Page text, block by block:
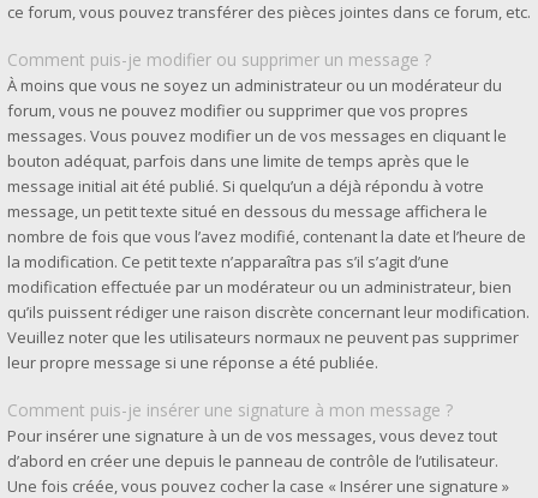
ce forum, vous pouvez transférer des pièces jointes dans ce forum, etc.
Comment puis-je modifier ou supprimer un message ?
À moins que vous ne soyez un administrateur ou un modérateur du
forum, vous ne pouvez modifier ou supprimer que vos propres
messages. Vous pouvez modifier un de vos messages en cliquant le
bouton adéquat, parfois dans une limite de temps après que le
message initial ait été publié. Si quelqu’un a déjà répondu à votre
message, un petit texte situé en dessous du message affichera le
nombre de fois que vous l’avez modifié, contenant la date et l’heure de
la modification. Ce petit texte n’apparaîtra pas s’il s’agit d’une
modification effectuée par un modérateur ou un administrateur, bien
qu’ils puissent rédiger une raison discrète concernant leur modification.
Veuillez noter que les utilisateurs normaux ne peuvent pas supprimer
leur propre message si une réponse a été publiée.
Comment puis-je insérer une signature à mon message ?
Pour insérer une signature à un de vos messages, vous devez tout
d’abord en créer une depuis le panneau de contrôle de l’utilisateur.
Une fois créée, vous pouvez cocher la case « Insérer une signature »